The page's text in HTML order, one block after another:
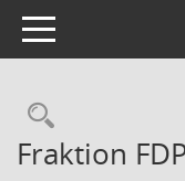
Toggle navigation
Fraktion